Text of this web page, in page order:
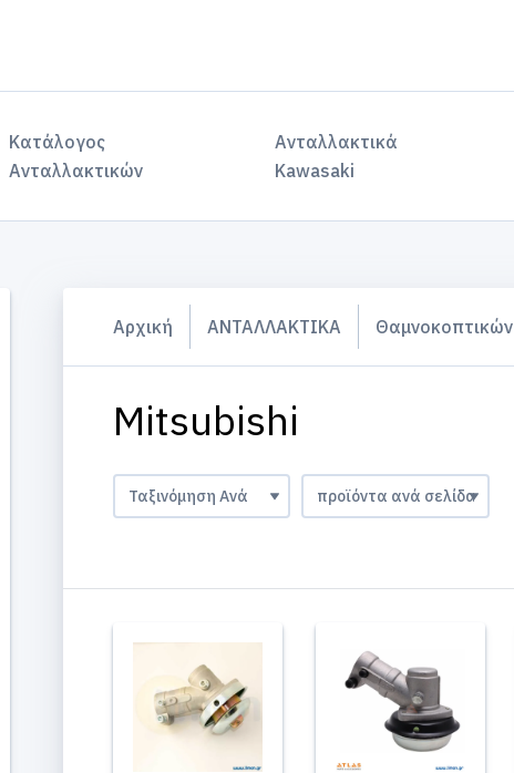
Κατάλογος
Ανταλλακτικών
Ανταλλακτικά
Kawasaki
Αρχική ΑΝΤΑΛΛΑΚΤΙΚΑ Θαμνοκοπτικών
Mitsubishi